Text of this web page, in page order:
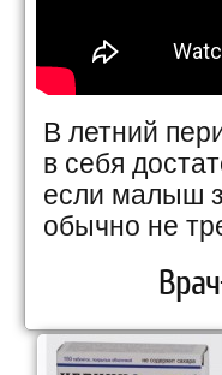
В летний
в себя
если малыш
обычно не